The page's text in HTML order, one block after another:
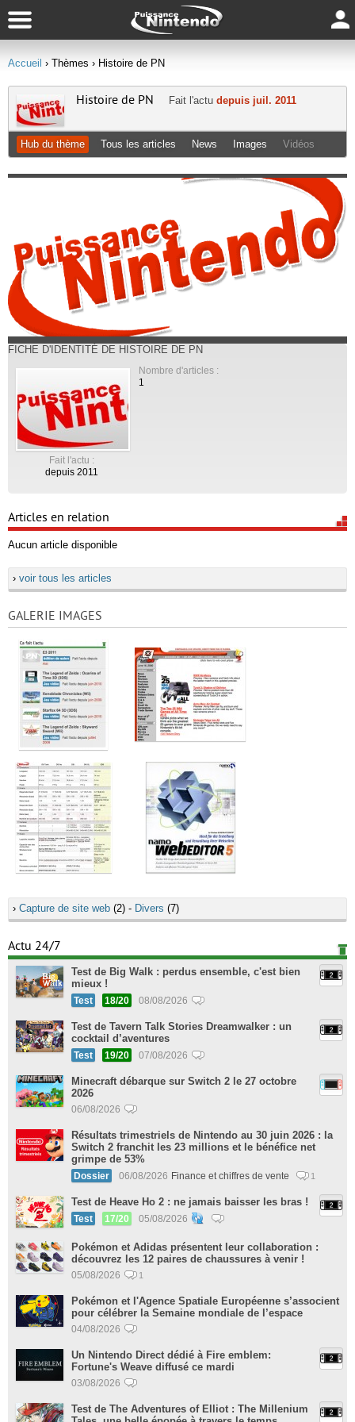
Accueil › Thèmes › Histoire de PN
Histoire de PN Fait l'actu depuis juil. 2011
Hub du thème Tous les articles News Images Vidéos
FICHE D'IDENTITÉ DE HISTOIRE DE PN
Fait l'actu :
depuis 2011
Nombre d'articles :
1
Articles en relation
Aucun article disponible
› voir tous les articles
GALERIE IMAGES
› Capture de site web (2) - Divers (7)
Actu 24/7
Test de Big Walk : perdus ensemble, c'est bien
mieux !
Test 18/20 08/08/2026
Test de Tavern Talk Stories Dreamwalker : un
cocktail d’aventures
Test 19/20 07/08/2026
Minecraft débarque sur Switch 2 le 27 octobre
2026
06/08/2026
Résultats trimestriels de Nintendo au 30 juin 2026 : la
Switch 2 franchit les 23 millions et le bénéfice net
grimpe de 53%
Dossier 06/08/2026 Finance et chiffres de vente 1
Test de Heave Ho 2 : ne jamais baisser les bras !
Test 17/20 05/08/2026
Pokémon et Adidas présentent leur collaboration :
découvrez les 12 paires de chaussures à venir !
05/08/2026 1
Pokémon et l'Agence Spatiale Européenne s’associent
pour célébrer la Semaine mondiale de l’espace
04/08/2026
Un Nintendo Direct dédié à Fire emblem:
Fortune's Weave diffusé ce mardi
03/08/2026
Test de The Adventures of Elliot : The Millenium